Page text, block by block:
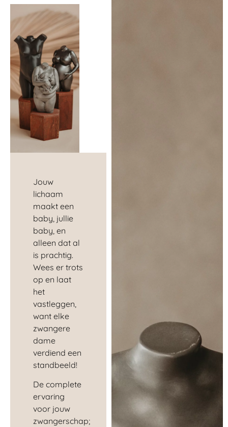
Jouw
lichaam
maakt een
baby, jullie
baby, en
alleen dat al
is prachtig.
Wees er trots
op en laat
het
vastleggen,
want elke
zwangere
dame
verdiend een
standbeeld!
De complete
ervaring
voor jouw
zwangerschap;